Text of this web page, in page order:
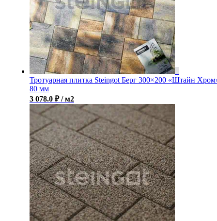
Тротуарная плитка Steingot Берг 300×200 «Штайн
80 мм
3 078.0 ₽ / м2